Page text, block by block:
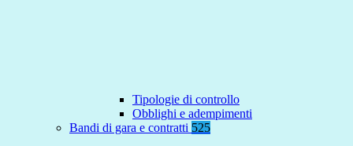
Tipologie di controllo
Obblighi e adempimenti
Bandi di gara e contratti 525